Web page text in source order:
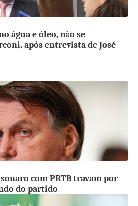
água e óleo, não se
após entrevista de José
com PRTB travam por
do partido